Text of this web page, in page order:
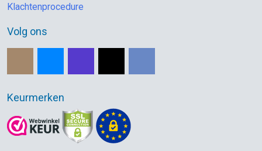
Klachtenprocedure
Volg ons
Keurmerken